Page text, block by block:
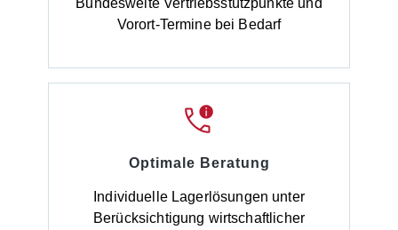
Vorort-Termine bei Bedarf
Optimale Beratung
Individuelle Lagerlösungen unter
Berücksichtigung wirtschaftlicher